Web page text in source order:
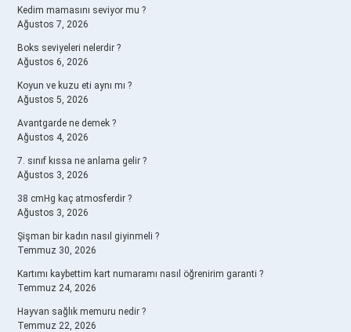
Kedim mamasını seviyor mu ?
Ağustos 7, 2026
Boks seviyeleri nelerdir ?
Ağustos 6, 2026
Koyun ve kuzu eti aynı mı ?
Ağustos 5, 2026
Avantgarde ne demek ?
Ağustos 4, 2026
7. sınıf kıssa ne anlama gelir ?
Ağustos 3, 2026
38 cmHg kaç atmosferdir ?
Ağustos 3, 2026
Şişman bir kadın nasıl giyinmeli ?
Temmuz 30, 2026
Kartımı kaybettim kart numaramı nasıl öğrenirim garanti ?
Temmuz 24, 2026
Hayvan sağlık memuru nedir ?
Temmuz 22, 2026